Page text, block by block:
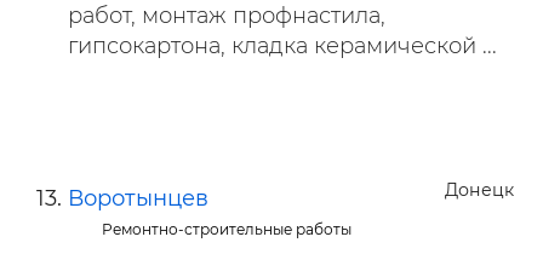
работ, монтаж профнастила,
гипсокартона, кладка керамической ...
Донецк
Воротынцев
Ремонтно-строительные работы